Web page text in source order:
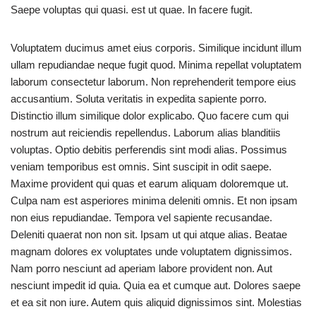
Saepe voluptas qui quasi. est ut quae. In facere fugit.
Voluptatem ducimus amet eius corporis. Similique incidunt illum
ullam repudiandae neque fugit quod. Minima repellat voluptatem
laborum consectetur laborum. Non reprehenderit tempore eius
accusantium. Soluta veritatis in expedita sapiente porro.
Distinctio illum similique dolor explicabo. Quo facere cum qui
nostrum aut reiciendis repellendus. Laborum alias blanditiis
voluptas. Optio debitis perferendis sint modi alias. Possimus
veniam temporibus est omnis. Sint suscipit in odit saepe.
Maxime provident qui quas et earum aliquam doloremque ut.
Culpa nam est asperiores minima deleniti omnis. Et non ipsam
non eius repudiandae. Tempora vel sapiente recusandae.
Deleniti quaerat non non sit. Ipsam ut qui atque alias. Beatae
magnam dolores ex voluptates unde voluptatem dignissimos.
Nam porro nesciunt ad aperiam labore provident non. Aut
nesciunt impedit id quia. Quia ea et cumque aut. Dolores saepe
et ea sit non iure. Autem quis aliquid dignissimos sint. Molestias